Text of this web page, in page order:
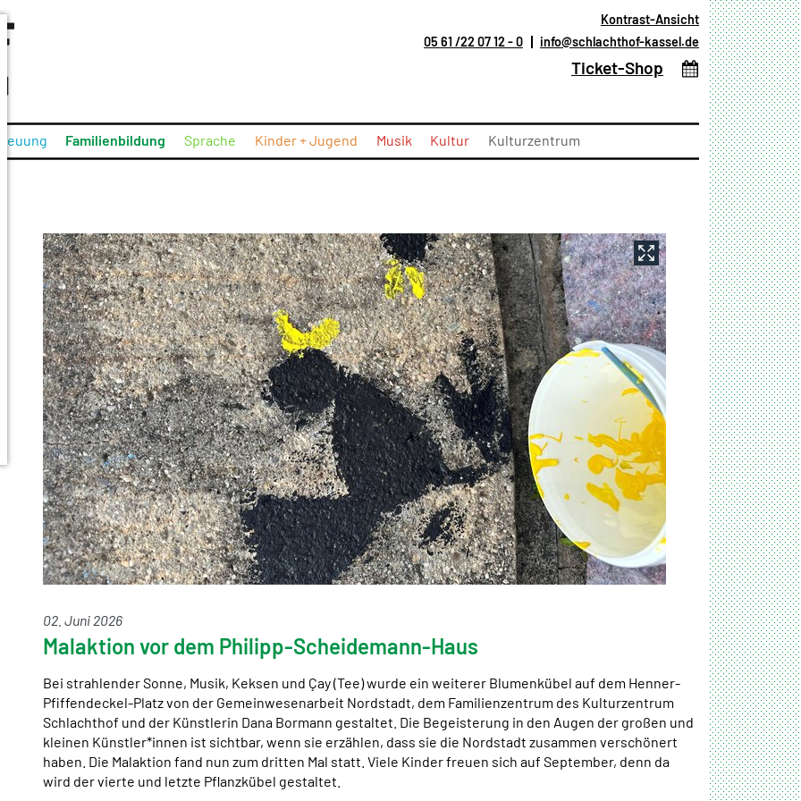
Kontrast-Ansicht
05 61 /22 07 12 - 0
info@schlachthof-kassel.de
Ticket-Shop (öffnet in neuem
Familienbildung Sprache Kinder + Jugend Musik Kultur Kulturzentrum
02. Juni 2026
Malaktion vor dem Philipp-Scheidemann-Haus
Bei strahlender Sonne, Musik, Keksen und Çay (Tee) wurde ein weiterer Blumenkübel auf dem Henner-
Pfiffendeckel-Platz von der Gemeinwesenarbeit Nordstadt, dem Familienzentrum des Kulturzentrum
Schlachthof und der Künstlerin Dana Bormann gestaltet. Die Begeisterung in den Augen der großen und
kleinen Künstler*innen ist sichtbar, wenn sie erzählen, dass sie die Nordstadt zusammen verschönert
haben. Die Malaktion fand nun zum dritten Mal statt. Viele Kinder freuen sich auf September, denn da
wird der vierte und letzte Pflanzkübel gestaltet.